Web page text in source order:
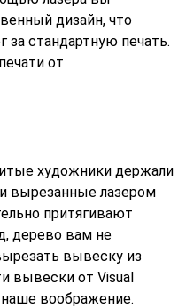
дизайн, что
за стандартную печать.
от
художники держали
вырезанные лазером
притягивают
дерево вам не
вывеску из
вывески от Visual
наше воображение.